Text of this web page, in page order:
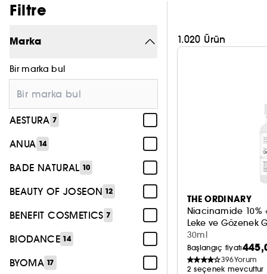
Filtre
Marka
Bir marka bul
AESTURA 7
ANUA 14
BADE NATURAL 10
BEAUTY OF JOSEON 12
BENEFIT COSMETICS 7
BIODANCE 14
BYOMA 17
1.020 Ürün
THE ORDINARY
Niacinamide 10%
Leke ve Gözenek
30ml
Başlangıç fiyatı
396Yorum
2 seçenek mevcuttur